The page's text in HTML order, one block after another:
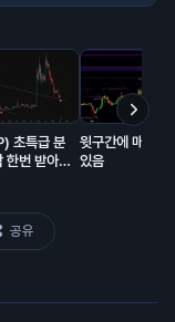
초특급 분
한번 받아볼
윗구간에 매물
있음
공유